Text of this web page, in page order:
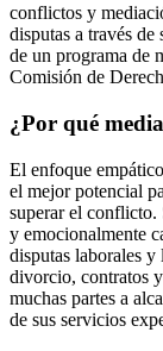
conflictos y
disputas a través
de un programa de
Comisión de
¿Por qué
El enfoque
el mejor potencial
superar el conflicto.
y emocionalmente
disputas laborales
divorcio, contratos
muchas partes a
de sus servicios